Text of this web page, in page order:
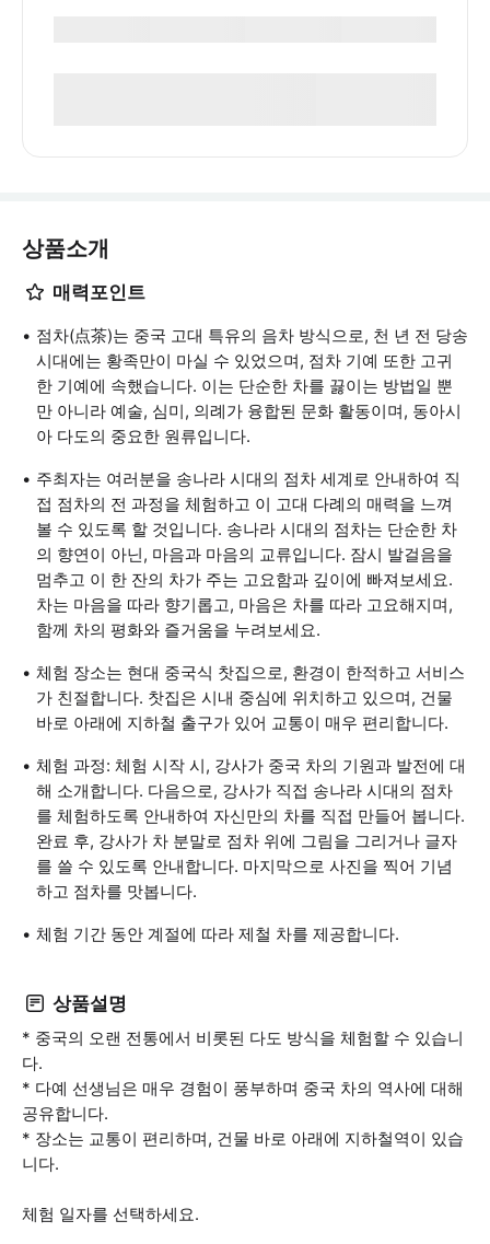
상품소개
매력포인트
점차(点茶)는 중국 고대 특유의 음차 방식으로, 천 년 전 당송
시대에는 황족만이 마실 수 있었으며, 점차 기예 또한 고귀
한 기예에 속했습니다. 이는 단순한 차를 끓이는 방법일 뿐
만 아니라 예술, 심미, 의례가 융합된 문화 활동이며, 동아시
아 다도의 중요한 원류입니다.
주최자는 여러분을 송나라 시대의 점차 세계로 안내하여 직
접 점차의 전 과정을 체험하고 이 고대 다례의 매력을 느껴
볼 수 있도록 할 것입니다. 송나라 시대의 점차는 단순한 차
의 향연이 아닌, 마음과 마음의 교류입니다. 잠시 발걸음을
멈추고 이 한 잔의 차가 주는 고요함과 깊이에 빠져보세요.
차는 마음을 따라 향기롭고, 마음은 차를 따라 고요해지며,
함께 차의 평화와 즐거움을 누려보세요.
체험 장소는 현대 중국식 찻집으로, 환경이 한적하고 서비스
가 친절합니다. 찻집은 시내 중심에 위치하고 있으며, 건물
바로 아래에 지하철 출구가 있어 교통이 매우 편리합니다.
체험 과정: 체험 시작 시, 강사가 중국 차의 기원과 발전에 대
해 소개합니다. 다음으로, 강사가 직접 송나라 시대의 점차
를 체험하도록 안내하여 자신만의 차를 직접 만들어 봅니다.
완료 후, 강사가 차 분말로 점차 위에 그림을 그리거나 글자
를 쓸 수 있도록 안내합니다. 마지막으로 사진을 찍어 기념
하고 점차를 맛봅니다.
체험 기간 동안 계절에 따라 제철 차를 제공합니다.
상품설명
* 중국의 오랜 전통에서 비롯된 다도 방식을 체험할 수 있습니
다.
* 다예 선생님은 매우 경험이 풍부하며 중국 차의 역사에 대해
공유합니다.
* 장소는 교통이 편리하며, 건물 바로 아래에 지하철역이 있습
니다.
체험 일자를 선택하세요.